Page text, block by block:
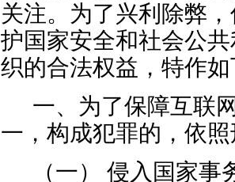
关注。为了兴利除弊
护国家安全和社会公
织的合法权益，特作
一、为了保障互联
一，构成犯罪的，依
（一） 侵入国家